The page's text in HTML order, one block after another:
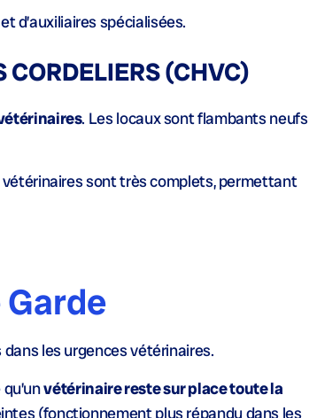
d’auxiliaires spécialisées.
CORDELIERS (CHVC)
. Les locaux sont flambants neufs
sont très complets, permettant
les urgences vétérinaires.
qu’unvétérinaire reste sur place toute la
(fonctionnement plus répandu dans les